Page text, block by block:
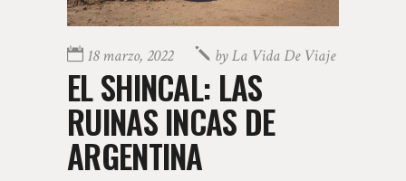
18 marzo, 2022 byLa Vida De Viaje
EL SHINCAL: LAS
RUINAS INCAS DE
ARGENTINA